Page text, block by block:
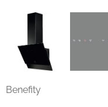
Benefity